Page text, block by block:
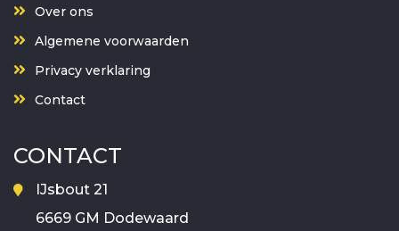
Over ons
Algemene voorwaarden
Privacy verklaring
Contact
CONTACT
IJsbout 21
6669 GM Dodewaard